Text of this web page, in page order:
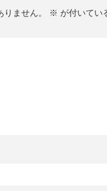
ません。 ※ が付いてい